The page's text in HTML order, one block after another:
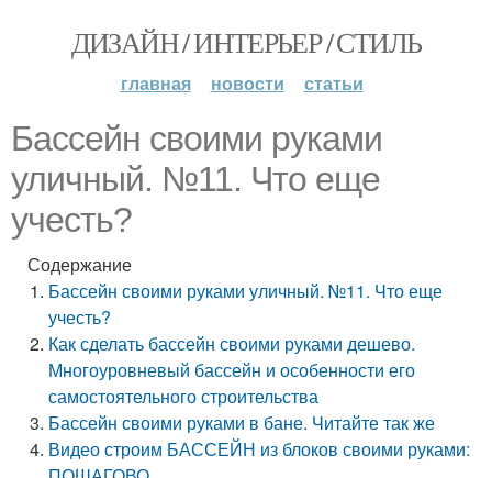
ДИЗАЙН / ИНТЕРЬЕР / СТИЛЬ
главная новости статьи
Бассейн своими руками
уличный. №11. Что еще
учесть?
Содержание
Бассейн своими руками уличный. №11. Что еще
учесть?
Как сделать бассейн своими руками дешево.
Многоуровневый бассейн и особенности его
самостоятельного строительства
Бассейн своими руками в бане. Читайте так же
Видео строим БАССЕЙН из блоков своими руками: